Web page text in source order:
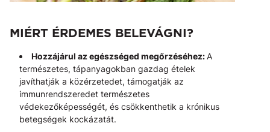
MIÉRT ÉRDEMES BELEVÁGNI?
Hozzájárul az egészséged megőrzéséhez: A
természetes, tápanyagokban gazdag ételek
javíthatják a közérzetedet, támogatják az
immunrendszeredet természetes
védekezőképességét, és csökkenthetik a krónikus
betegségek kockázatát.